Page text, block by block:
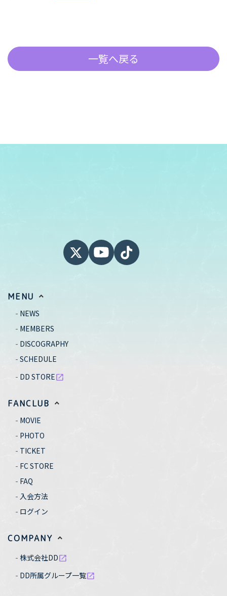
一覧へ戻る
MENU
NEWS
MEMBERS
DISCOGRAPHY
SCHEDULE
DD STOREopen_in_new
FANCLUB
MOVIE
PHOTO
TICKET
FC STORE
FAQ
入会方法
ログイン
COMPANY
株式会社DDopen_in_new
DD所属グループ一覧open_in_new